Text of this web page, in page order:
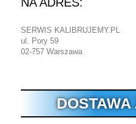
SERWIS KALIBRUJEMY.PL
ul. Pory 59
02-757 Warszawa